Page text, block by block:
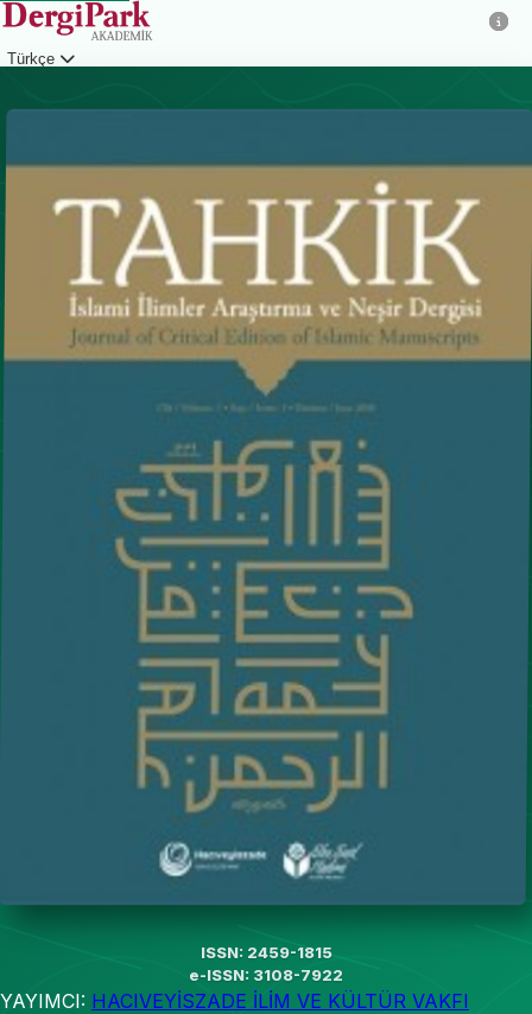
Türkçe
ISSN: 2459-1815
e-ISSN: 3108-7922
YAYIMCI: HACIVEYİSZADE İLİM VE KÜLTÜR VAKFI